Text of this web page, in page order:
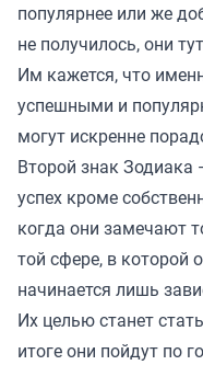
популярнее или же
не получилось, они
Им кажется, что
успешными и
могут искренне
Второй знак
успех кроме
когда они замечают
той сфере, в которой
начинается лишь
Их целью станет
итоге они пойдут по